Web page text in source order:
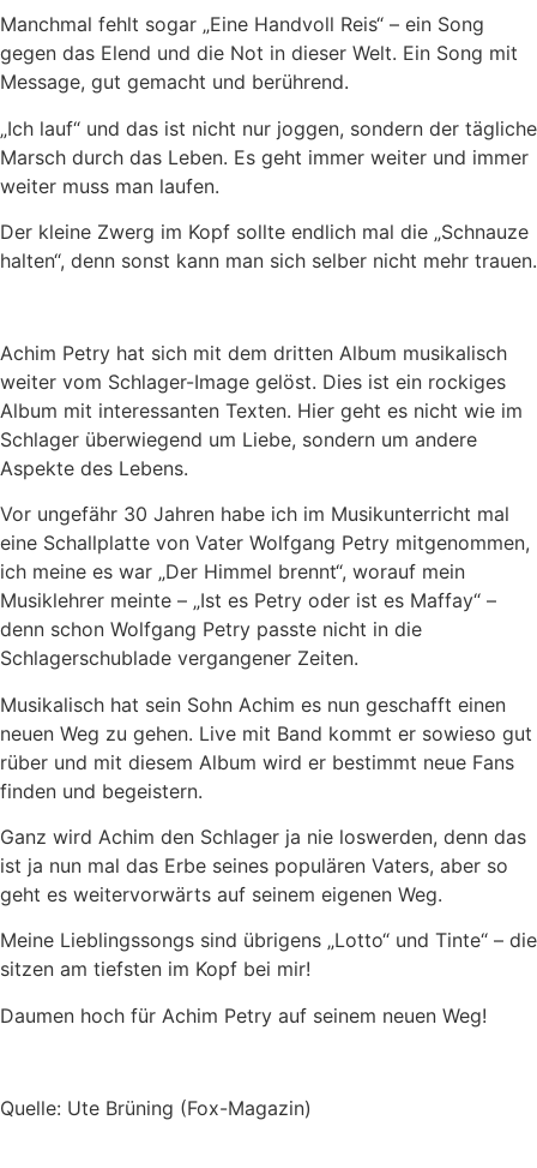
Manchmal fehlt sogar „Eine Handvoll Reis“ – ein Song
gegen das Elend und die Not in dieser Welt. Ein Song mit
Message, gut gemacht und berührend.
„Ich lauf“ und das ist nicht nur joggen, sondern der tägliche
Marsch durch das Leben. Es geht immer weiter und immer
weiter muss man laufen.
Der kleine Zwerg im Kopf sollte endlich mal die „Schnauze
halten“, denn sonst kann man sich selber nicht mehr trauen.
Achim Petry hat sich mit dem dritten Album musikalisch
weiter vom Schlager-Image gelöst. Dies ist ein rockiges
Album mit interessanten Texten. Hier geht es nicht wie im
Schlager überwiegend um Liebe, sondern um andere
Aspekte des Lebens.
Vor ungefähr 30 Jahren habe ich im Musikunterricht mal
eine Schallplatte von Vater Wolfgang Petry mitgenommen,
ich meine es war „Der Himmel brennt“, worauf mein
Musiklehrer meinte – „Ist es Petry oder ist es Maffay“ –
denn schon Wolfgang Petry passte nicht in die
Schlagerschublade vergangener Zeiten.
Musikalisch hat sein Sohn Achim es nun geschafft einen
neuen Weg zu gehen. Live mit Band kommt er sowieso gut
rüber und mit diesem Album wird er bestimmt neue Fans
finden und begeistern.
Ganz wird Achim den Schlager ja nie loswerden, denn das
ist ja nun mal das Erbe seines populären Vaters, aber so
geht es weitervorwärts auf seinem eigenen Weg.
Meine Lieblingssongs sind übrigens „Lotto“ und Tinte“ – die
sitzen am tiefsten im Kopf bei mir!
Daumen hoch für Achim Petry auf seinem neuen Weg!
Quelle: Ute Brüning (Fox-Magazin)